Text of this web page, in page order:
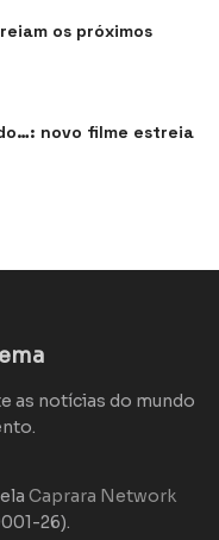
os próximos
novo filme estreia
as notícias do mundo
Caprara Network
26).